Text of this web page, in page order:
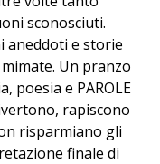
sconosciuti.
aneddoti e storie
Un pranzo
poesia e PAROLE
rapiscono
risparmiano gli
finale di